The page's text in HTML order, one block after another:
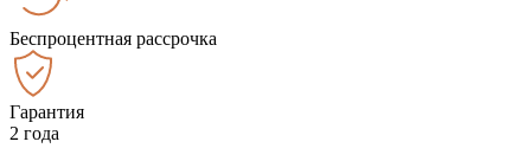
Беспроцентная рассрочка
Гарантия
2 года